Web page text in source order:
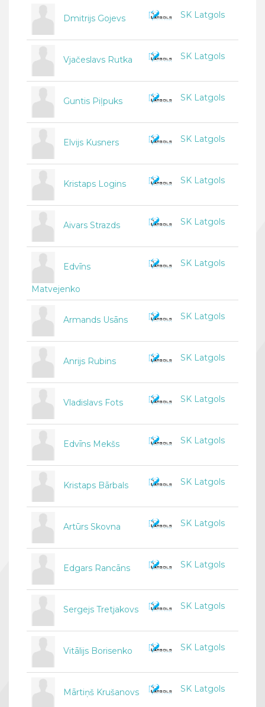
Dmitrijs Gojevs SK Latgols
Vjačeslavs Rutka SK Latgols
Guntis Piļpuks SK Latgols
Elvijs Kusners SK Latgols
Kristaps Logins SK Latgols
Aivars Strazds SK Latgols
Edvīns
Matvejenko
SK Latgols
Armands Usāns SK Latgols
Anrijs Rubins SK Latgols
Vladislavs Fots SK Latgols
Edvīns Mekšs SK Latgols
Kristaps Bārbals SK Latgols
Artūrs Skovna SK Latgols
Edgars Rancāns SK Latgols
Sergejs Tretjakovs SK Latgols
Vitālijs Borisenko SK Latgols
Mārtiņš Krušanovs SK Latgols